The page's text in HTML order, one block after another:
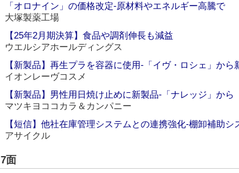
「オロナイン」の価格改定‐原材料やエネルギー高騰で
大塚製薬工場
【25年2月期決算】食品や調剤伸長も減益
ウエルシアホールディングス
【新製品】再生プラを容器に使用‐「イヴ・ロシェ」から
イオンレーヴコスメ
【新製品】男性用日焼け止めに新製品‐「ナレッジ」から
マツキヨココカラ＆カンパニー
【短信】他社在庫管理システムとの連携強化‐棚卸補助シ
アサイクル
7面